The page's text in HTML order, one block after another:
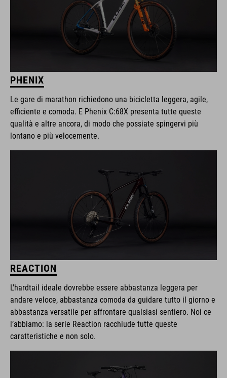
PHENIX
Le gare di marathon richiedono una bicicletta leggera, agile,
efficiente e comoda. E Phenix C:68X presenta tutte queste
qualità e altre ancora, di modo che possiate spingervi più
lontano e più velocemente.
REACTION
L'hardtail ideale dovrebbe essere abbastanza leggera per
andare veloce, abbastanza comoda da guidare tutto il giorno e
abbastanza versatile per affrontare qualsiasi sentiero. Noi ce
l’abbiamo: la serie Reaction racchiude tutte queste
caratteristiche e non solo.